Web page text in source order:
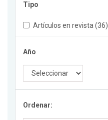
Tipo
Artículos en revista (36)
Año
Ordenar: